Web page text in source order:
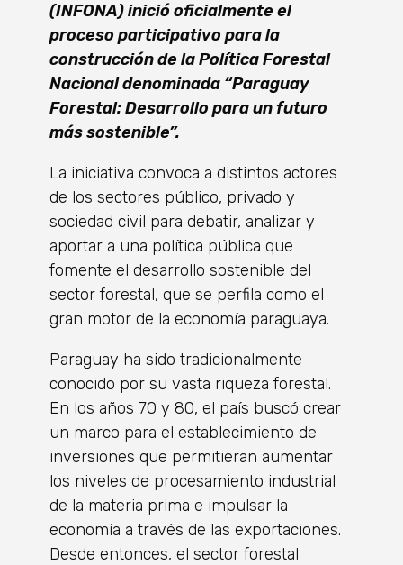
(INFONA) inició oficialmente el
proceso participativo para la
construcción de la Política Forestal
Nacional denominada “Paraguay
Forestal: Desarrollo para un futuro
más sostenible”.
La iniciativa convoca a distintos actores
de los sectores público, privado y
sociedad civil para debatir, analizar y
aportar a una política pública que
fomente el desarrollo sostenible del
sector forestal, que se perfila como el
gran motor de la economía paraguaya.
Paraguay ha sido tradicionalmente
conocido por su vasta riqueza forestal.
En los años 70 y 80, el país buscó crear
un marco para el establecimiento de
inversiones que permitieran aumentar
los niveles de procesamiento industrial
de la materia prima e impulsar la
economía a través de las exportaciones.
Desde entonces, el sector forestal